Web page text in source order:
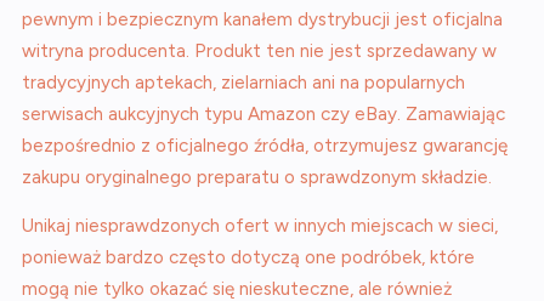
pewnym i bezpiecznym kanałem dystrybucji jest oficjalna
witryna producenta. Produkt ten nie jest sprzedawany w
tradycyjnych aptekach, zielarniach ani na popularnych
serwisach aukcyjnych typu Amazon czy eBay. Zamawiając
bezpośrednio z oficjalnego źródła, otrzymujesz gwarancję
zakupu oryginalnego preparatu o sprawdzonym składzie.
Unikaj niesprawdzonych ofert w innych miejscach w sieci,
ponieważ bardzo często dotyczą one podróbek, które
mogą nie tylko okazać się nieskuteczne, ale również